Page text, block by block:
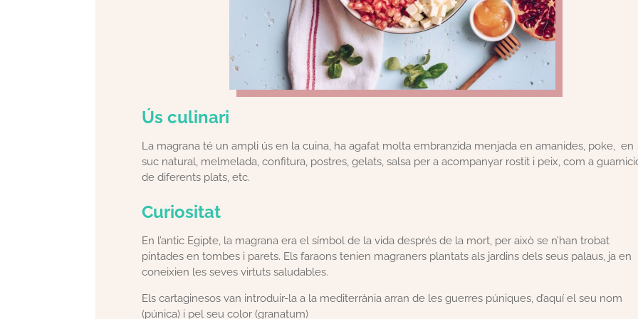
Ús culinari
La magrana té un ampli ús en la cuina, ha agafat molta embranzida menjada en amanides, poke, en
suc natural, melmelada, confitura, postres, gelats, salsa per a acompanyar rostit i peix, com a
de diferents plats, etc.
Curiositat
En l’antic Egipte, la magrana era el símbol de la vida després de la mort, per això se n’han trobat
pintades en tombes i parets. Els faraons tenien magraners plantats als jardins dels seus palaus, ja en
coneixien les seves virtuts saludables.
Els cartaginesos van introduir-la a la mediterrània arran de les guerres púniques, d’aquí el seu nom
(púnica) i pel seu color (granatum)